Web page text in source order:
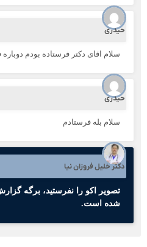
سلام اقای دکتر فرستاده بودم دوباره
سلام بله فرستادم
دکتر خلیل فروزان نیا
تصویر اکو را نفرستید، برگه گزارش اکو
شده است.